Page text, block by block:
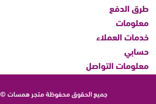
طرق الدفع
معلومات
خدمات العملاء
حسابي
معلومات التواصل
جميع الحقوق محفوظةمتجر همسات © 2026